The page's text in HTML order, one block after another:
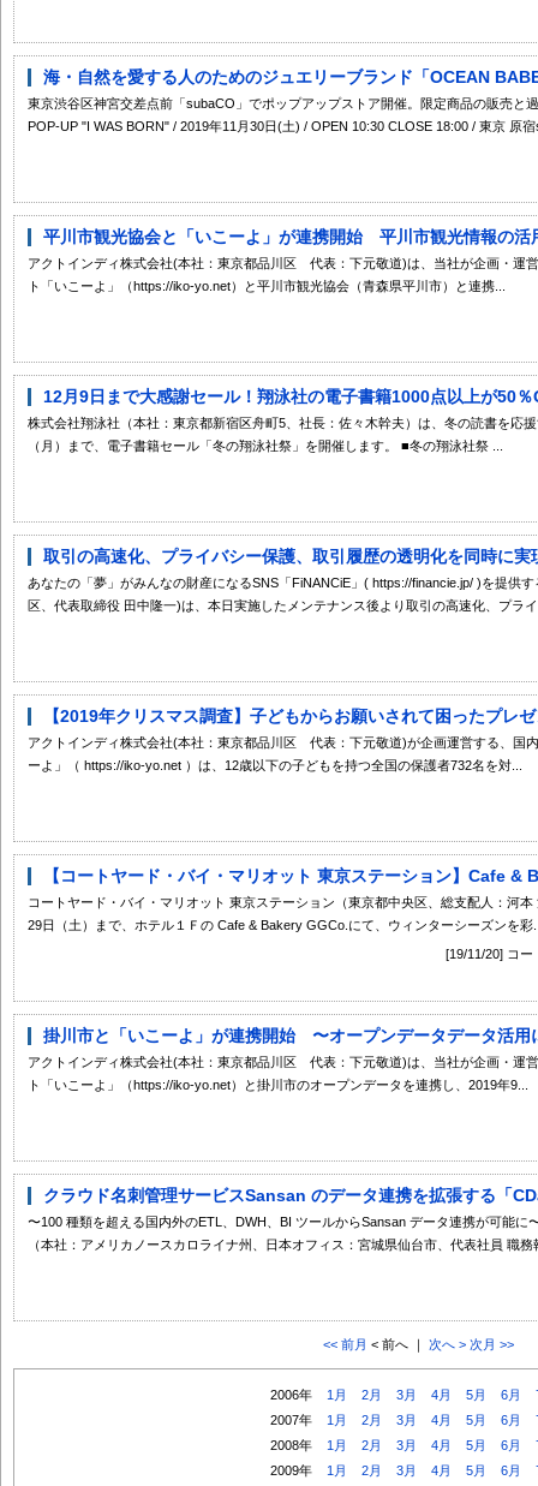
海・自然を愛する人のためのジュエリーブランド「OCEAN
東京渋谷区神宮交差点前「subaCO」でポップアップストア開催。限定商品の販売と
POP-UP "I WAS BORN" / 2019年11月30日(土) / OPEN 10:30 CLOSE 18:00 / 東京 原
平川市観光協会と「いこーよ」が連携開始 平川市観光情報の活
アクトインディ株式会社(本社：東京都品川区 代表：下元敬道)は、当社が企画・運
ト「いこーよ」（https://iko-yo.net）と平川市観光協会（青森県平川市）と連携...
12月9日まで大感謝セール！翔泳社の電子書籍1000点以上が50％
株式会社翔泳社（本社：東京都新宿区舟町5、社長：佐々木幹夫）は、冬の読書を応
（月）まで、電子書籍セール「冬の翔泳社祭」を開催します。 ■冬の翔泳社祭 ...
取引の高速化、プライバシー保護、取引履歴の透明化を同時に実
あなたの「夢」がみんなの財産になるSNS「FiNANCiE」( https://financie.jp/ )を提供
区、代表取締役 田中隆一)は、本日実施したメンテナンス後より取引の高速化、プラ
【2019年クリスマス調査】子どもからお願いされて困ったプレ
アクトインディ株式会社(本社：東京都品川区 代表：下元敬道)が企画運営する、国
ーよ」（ https://iko-yo.net ）は、12歳以下の子どもを持つ全国の保護者732名を対...
【コートヤード・バイ・マリオット 東京ステーション】Cafe &
コートヤード・バイ・マリオット 東京ステーション（東京都中央区、総支配人：河
29日（土）まで、ホテル１Ｆの Cafe & Bakery GGCo.にて、ウィンターシーズンを彩
[19/11/20] コー
掛川市と「いこーよ」が連携開始 〜オープンデータデータ活用
アクトインディ株式会社(本社：東京都品川区 代表：下元敬道)は、当社が企画・運
ト「いこーよ」（https://iko-yo.net）と掛川市のオープンデータを連携し、2019年9...
クラウド名刺管理サービスSansan のデータ連携を拡張する「
〜100 種類を超える国内外のETL、DWH、BI ツールからSansan データ連携が可能に
（本社：アメリカノースカロライナ州、日本オフィス：宮城県仙台市、代表社員 職務
<< 前月 < 前へ ｜ 次へ > 次月 >>
2006年 1月 2月 3月 4月 5月 6月
2007年
1月 2月 3月 4月 5月 6月
2008年
1月 2月 3月 4月 5月 6月
2009年
1月 2月 3月 4月 5月 6月